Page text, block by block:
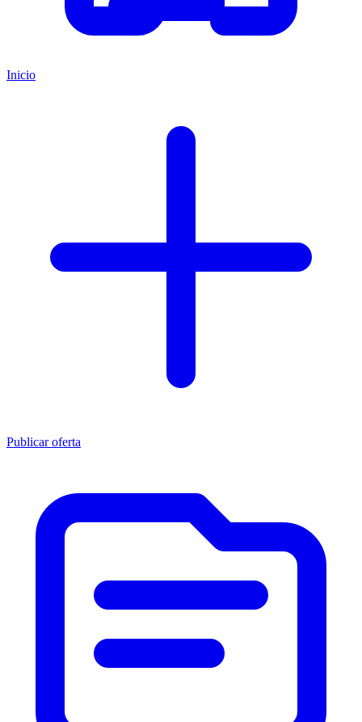
Inicio
Publicar oferta